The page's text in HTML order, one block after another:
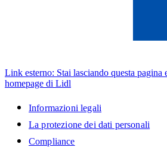
Link esterno: Stai lasciando questa pagina
homepage di Lidl
Informazioni legali
La protezione dei dati personali
Compliance